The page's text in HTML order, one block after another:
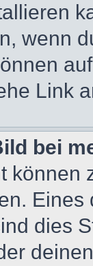
wenn
Link
bei
können
dies